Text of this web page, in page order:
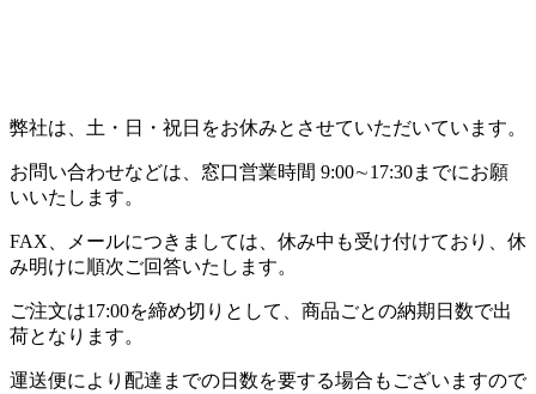
弊社は、土・日・祝日をお休みとさせていただいています。
お問い合わせなどは、窓口営業時間 9:00∼17:30までにお願
いいたします。
FAX、メールにつきましては、休み中も受け付けており、休
み明けに順次ご回答いたします。
ご注文は17:00を締め切りとして、商品ごとの納期日数で出
荷となります。
運送便により配達までの日数を要する場合もございますので